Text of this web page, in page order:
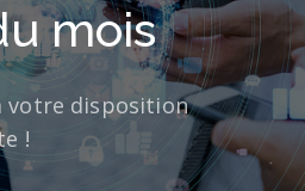
mois
votre disposition
!